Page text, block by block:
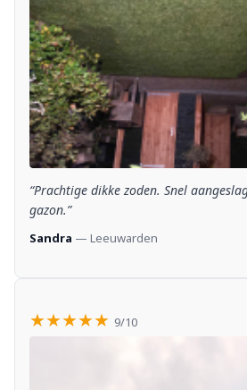
“Prachtige dikke zoden. Snel
gazon.”
Sandra — Leeuwarden
★★★★★ 9/10